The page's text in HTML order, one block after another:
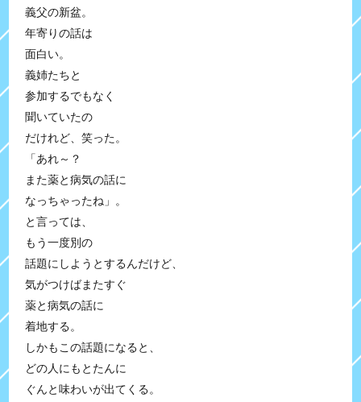
義父の新盆。
年寄りの話は
面白い。
義姉たちと
参加するでもなく
聞いていたの
だけれど、笑った。
「あれ～？
また薬と病気の話に
なっちゃったね」。
と言っては、
もう一度別の
話題にしようとするんだけど、
気がつけばまたすぐ
薬と病気の話に
着地する。
しかもこの話題になると、
どの人にもとたんに
ぐんと味わいが出てくる。